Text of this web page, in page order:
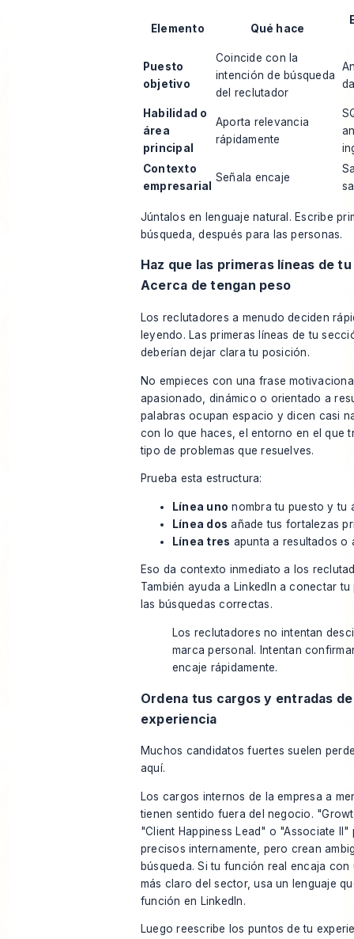
Elemento Qué hace
Puesto
objetivo
Coincide con la
intención de búsqueda
del reclutador
Habilidad o
área
principal
Aporta relevancia
rápidamente
Contexto
empresarial
Señala encaje
Júntalos en lenguaje natural. Escribe
búsqueda, después para las personas.
Haz que las primeras líneas de
Acerca de tengan peso
Los reclutadores a menudo deciden
leyendo. Las primeras líneas de tu
deberían dejar clara tu posición.
No empieces con una frase
apasionado, dinámico o orientado a
palabras ocupan espacio y dicen casi
con lo que haces, el entorno en el que
tipo de problemas que resuelves.
Prueba esta estructura:
Línea uno nombra tu puesto y tu
Línea dos añade tus fortalezas
Línea tres apunta a resultados o
Eso da contexto inmediato a los
También ayuda a LinkedIn a conectar
las búsquedas correctas.
Los reclutadores no intentan
marca personal. Intentan
encaje rápidamente.
Ordena tus cargos y entradas de
experiencia
Muchos candidatos fuertes suelen
aquí.
Los cargos internos de la empresa a
tienen sentido fuera del negocio.
"Client Happiness Lead" o "Associate II"
precisos internamente, pero crean
búsqueda. Si tu función real encaja con
más claro del sector, usa un lenguaje
función en LinkedIn.
Luego reescribe los puntos de tu